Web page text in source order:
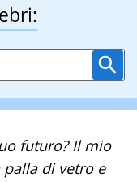
futuro? Il mio
di vetro e